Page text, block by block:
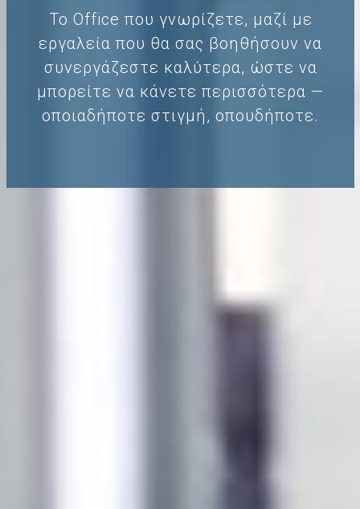
To Office που γνωρίζετε, μαζί με
εργαλεία που θα σας βοηθήσουν να
συνεργάζεστε καλύτερα, ώστε να
μπορείτε να κάνετε περισσότερα —
οποιαδήποτε στιγμή, οπουδήποτε.